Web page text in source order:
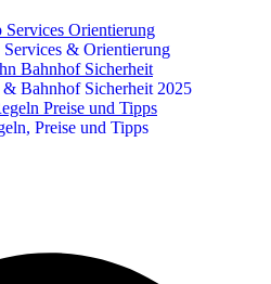
& Orientierung
Bahnhof Sicherheit 2025
Preise und Tipps